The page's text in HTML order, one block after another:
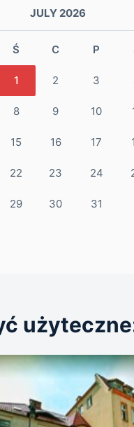
JULY 2026
Ś C P
1 2 3
8 9 10
15 16 17
22 23 24
29 30 31